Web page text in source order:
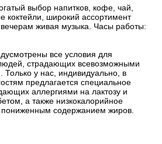
выбор напитков, кофе, чай,
коктейли, широкий ассортимент
живая музыка. Часы работы:
все условия для
страдающих всевозможными
у нас, индивидуально, в
предлагается специальное
аллергиями на лактозу и
а также низкокалорийное
пониженным содержанием жиров.